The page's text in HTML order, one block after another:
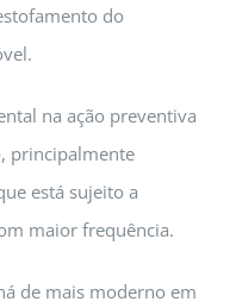
do
na ação preventiva
principalmente
está sujeito a
maior frequência.
de mais moderno em